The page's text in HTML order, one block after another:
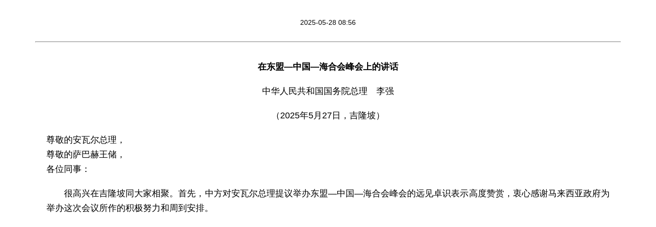
2025-05-28 08:56
在东盟—中国—海合会峰会上的讲话
中华人民共和国国务院总理 李强
（2025年5月27日，吉隆坡）
尊敬的安瓦尔总理，
尊敬的萨巴赫王储，
各位同事：
很高兴在吉隆坡同大家相聚。首先，中方对安瓦尔总理提议举办东盟—中国—海合会峰会的远见卓识表示高度赞赏，衷心感谢马来西亚政府为
举办这次会议所作的积极努力和周到安排。